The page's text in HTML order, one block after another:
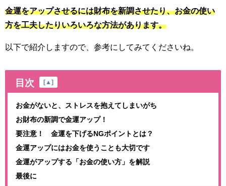
金運をアップさせるには財布を新調させたり、お金の使い
方を工夫したりいろいろな方法があります。
以下で紹介しますので、参考にしてみてくださいね。
目次 [ ▲ ]
お金がないと、ストレスを抱えてしまいがち
お財布の新調で金運アップ！
要注意！ 金運を下げるNGポイントとは？
金運アップにはお金を使うことも大切です
金運がアップする「お金の使い方」を解説
最後に